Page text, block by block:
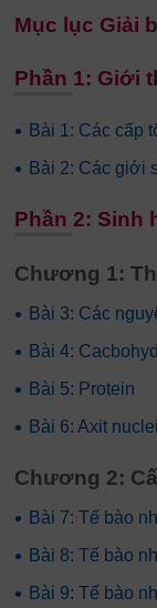
Mục lục Giải
Phần 1: Giới
• Bài 1: Các cấp
• Bài 2: Các giới
Phần 2: Sinh
Chương 1:
• Bài 3: Các
• Bài 4:
• Bài 5: Protein
• Bài 6: Axit
Chương 2:
• Bài 7: Tế bào
• Bài 8: Tế bào
• Bài 9: Tế bào